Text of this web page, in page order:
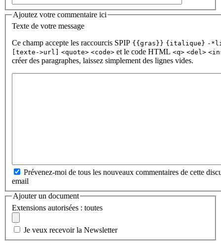
Ajoutez votre commentaire ici
Texte de votre message
Ce champ accepte les raccourcis SPIP {{gras}} {italique} -
[texte->url]
<quote> <code> et le code HTML <q> <del>
créer des paragraphes, laissez simplement des lignes vides.
Prévenez-moi de tous les nouveaux commentaires de cette
email
Ajouter un document
Extensions autorisées : toutes
Je veux recevoir la Newsletter